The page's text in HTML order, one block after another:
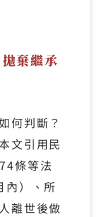
棄繼承
何判斷？
文引用民
條等法
內）、所
離世後做